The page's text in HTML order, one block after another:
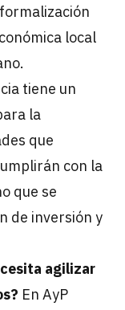
local
tiene un
la
que
con la
que se
de inversión y
agilizar
En AyP